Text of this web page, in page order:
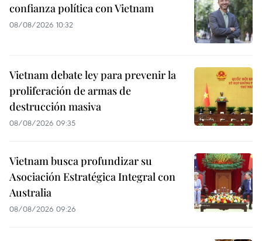
confianza política con Vietnam
08/08/2026 10:32
Vietnam debate ley para prevenir la
proliferación de armas de
destrucción masiva
08/08/2026 09:35
Vietnam busca profundizar su
Asociación Estratégica Integral con
Australia
08/08/2026 09:26